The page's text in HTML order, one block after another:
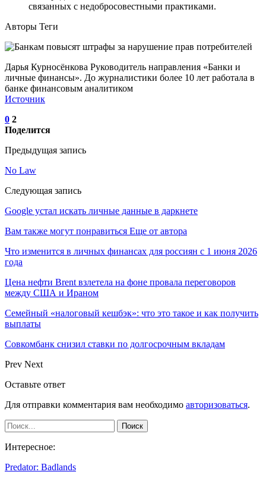
связанных с недобросовестными практиками.
Авторы Теги
Дарья Курносёнкова Руководитель направления «Банки и
личные финансы». До журналистики более 10 лет работала в
банке финансовым аналитиком
Источник
0 2
Поделится
Предыдущая запись
No Law
Следующая запись
Google устал искать личные данные в даркнете
Вам также могут понравиться Еще от автора
Что изменится в личных финансах для россиян с 1 июня 2026
года
Цена нефти Brent взлетела на фоне провала переговоров
между США и Ираном
Семейный «налоговый кешбэк»: что это такое и как получить
выплаты
Совкомбанк снизил ставки по долгосрочным вкладам
Prev Next
Оставьте ответ
Для отправки комментария вам необходимо авторизоваться.
Интересное:
Predator: Badlands